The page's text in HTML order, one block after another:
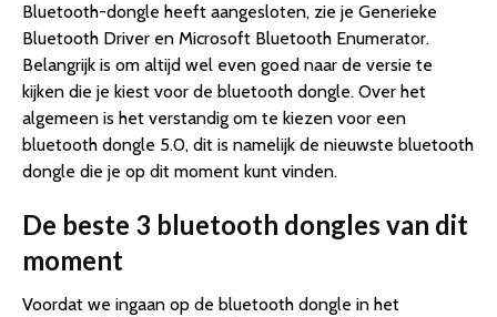
Bluetooth-dongle heeft aangesloten, zie je Generieke
Bluetooth Driver en Microsoft Bluetooth Enumerator.
Belangrijk is om altijd wel even goed naar de versie te
kijken die je kiest voor de bluetooth dongle. Over het
algemeen is het verstandig om te kiezen voor een
bluetooth dongle 5.0, dit is namelijk de nieuwste bluetooth
dongle die je op dit moment kunt vinden.
De beste 3 bluetooth dongles van dit
moment
Voordat we ingaan op de bluetooth dongle in het